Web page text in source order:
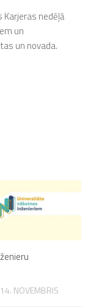
Karjeras nedēļā
un
un novada.
NOVEMBRIS